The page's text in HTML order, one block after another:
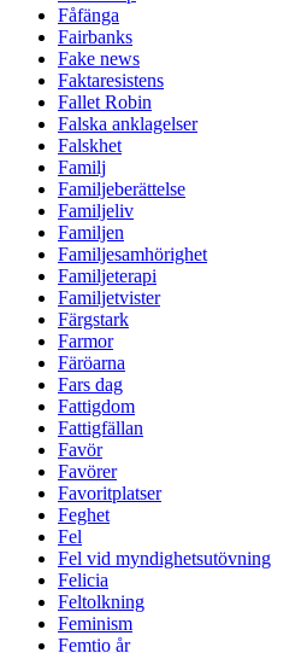
Fåfänga
Fairbanks
Fake news
Faktaresistens
Fallet Robin
Falska anklagelser
Falskhet
Familj
Familjeberättelse
Familjeliv
Familjen
Familjesamhörighet
Familjeterapi
Familjetvister
Färgstark
Farmor
Färöarna
Fars dag
Fattigdom
Fattigfällan
Favör
Favörer
Favoritplatser
Feghet
Fel
Fel vid myndighetsutövning
Felicia
Feltolkning
Feminism
Femtio år